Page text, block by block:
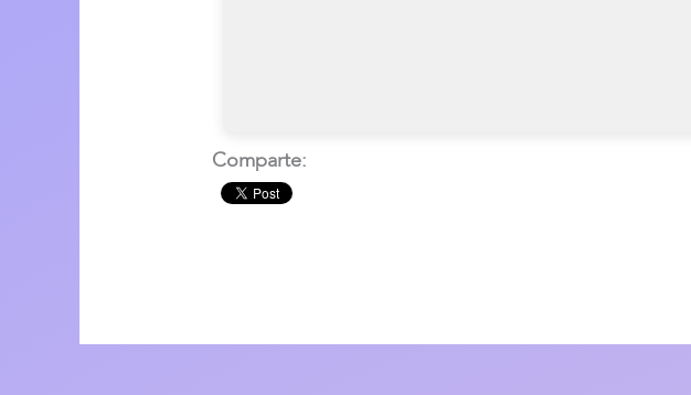
Comparte: